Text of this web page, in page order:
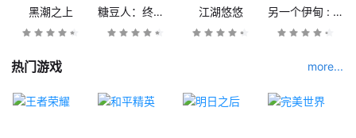
黑潮之上 糖豆人：终极淘汰赛 江湖悠悠 另一个伊甸 : 超越时空的猫
热门游戏 more...